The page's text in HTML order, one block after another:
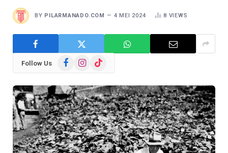
BY PILARMANADO.COM 4 MEI 2024 8 VIEWS
Follow Us FacebookInstagram
TikTok